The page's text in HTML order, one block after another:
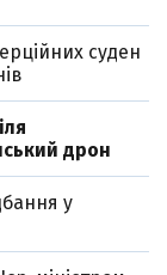
суден
дрон
у